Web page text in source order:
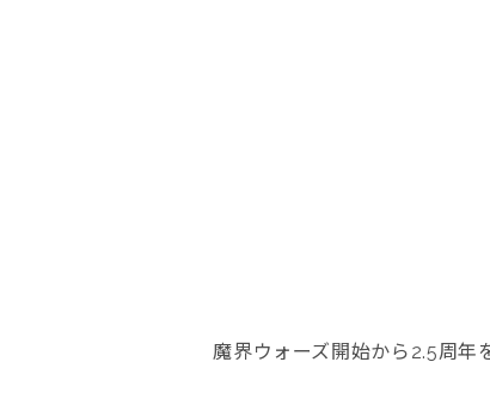
魔界ウォーズ開始から2.5周